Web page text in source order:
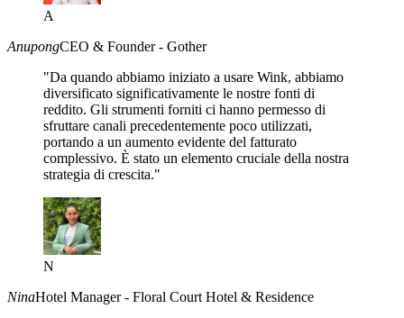
A
AnupongCEO & Founder - Gother
"Da quando abbiamo iniziato a usare Wink, abbiamo
diversificato significativamente le nostre fonti di
reddito. Gli strumenti forniti ci hanno permesso di
sfruttare canali precedentemente poco utilizzati,
portando a un aumento evidente del fatturato
complessivo. È stato un elemento cruciale della nostra
strategia di crescita."
N
NinaHotel Manager - Floral Court Hotel & Residence